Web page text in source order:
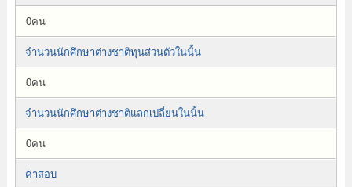
0คน
จำนวนนักศึกษาต่างชาติทุนส่วนตัวในนั้น
0คน
จำนวนนักศึกษาต่างชาติแลกเปลี่ยนในนั้น
0คน
ค่าสอบ